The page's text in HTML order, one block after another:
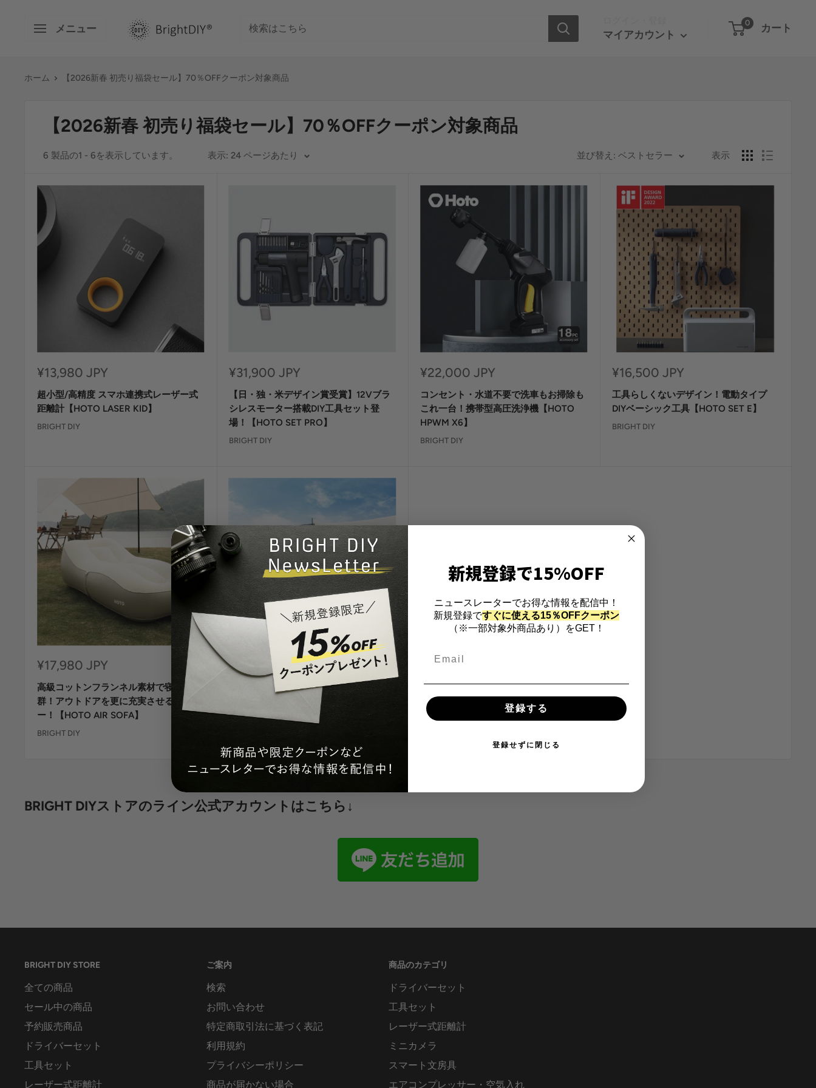
メニュー
BRIGHT
DIY
マイアカウント
0 カート
ホーム 【2026新春 初売り福袋セール】70％OFFクーポン対象商品
【2026新春 初売り福袋セール】70％OFFクーポン対象商品
6 製品の1 - 6を表示しています。 表示: 24 ページあたり 並び替え: ベストセラー 表示
セ
ル
価
格
¥13,980 JPY
超小型/高精度 スマホ連携式レーザー式
距離計【HOTO LASER KID】
BRIGHT DIY
セ
ル
価
格
¥31,900 JPY
【日・独・米デザイン賞受賞】12Vブラ
シレスモーター搭載DIY工具セット登
場！【HOTO SET PRO】
BRIGHT DIY
セ
ル
価
格
¥22,000 JPY
コンセント・水道不要で洗車もお掃除も
これ一台！携帯型高圧洗浄機【HOTO
HPWM X6】
BRIGHT DIY
セ
ル
価
格
¥16,500 JPY
工具らしくないデザイン！電動タイプ
DIYベーシック工具【HOTO SET E】
BRIGHT DIY
セ
ル
価
格
¥17,980 JPY
高級コットンフランネル素材で寝心地抜
群！アウトドアを更に充実させるソファ
ー！【HOTO AIR SOFA】
BRIGHT DIY
セ
ー
格
¥29,980 JPY
高級コットンフランネル素材でアウトド
アでも最高の寝心地！ アウトドアを更に
充実させる【HOTO AIR BED】
BRIGHT DIYストアのライン公式アカウントはこちら↓
BRIGHT DIY STORE
全ての商品
セール中の商品
予約販売商品
ドライバーセット
工具セット
レーザー式距離計
ご案内
検索
お問い合わせ
特定商取引法に基づく表記
利用規約
プライバシーポリシー
商品が届かない場合
商品のカテゴリ
ドライバーセット
工具セット
レーザー式距離計
ミニカメラ
スマート文房具
エアコンプレッサー・空気入れ
新規登録で15%OFF
ニュースレーターでお得な情報を配信中！
新規登録ですぐに使える15％OFFクーポン
（※一部対象外商品あり）をGET！
登録する
登録せずに閉じる